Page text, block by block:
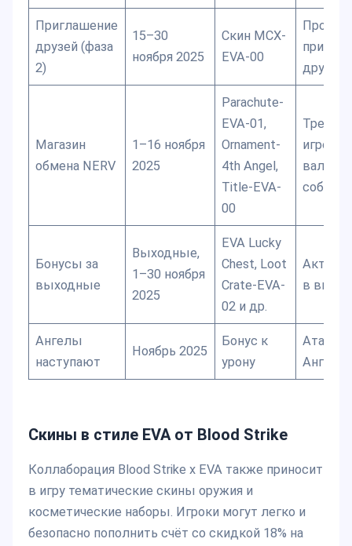
Приглашение
друзей (фаза
2)
15–30
ноября 2025
Скин MCX-
EVA-00
друзей
Магазин
обмена NERV
1–16 ноября
2025
Parachute-
EVA-01,
Ornament-
4th Angel,
Title-EVA-
00
игровая
валюта
Бонусы за
выходные
Выходные,
1–30 ноября
2025
EVA Lucky
Chest, Loot
Crate-EVA-
02 и др.
в
Ангелы
наступают
Ноябрь 2025
Бонус к
урону
Скины в стиле EVA от Blood Strike
Коллаборация Blood Strike x EVA также приносит
в игру тематические скины оружия и
косметические наборы. Игроки могут легко и
безопасно пополнить счёт со скидкой 18% на